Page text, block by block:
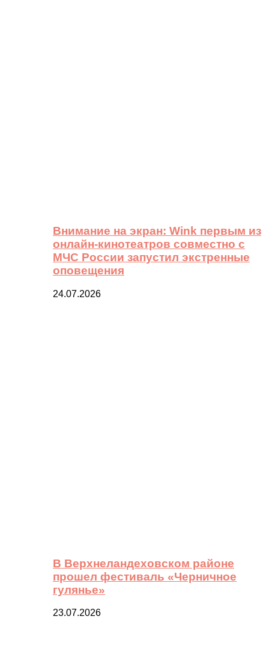
Внимание на экран: Wink первым из
онлайн-кинотеатров совместно с
МЧС России запустил экстренные
оповещения
24.07.2026
В Верхнеландеховском районе
прошел фестиваль «Черничное
гулянье»
23.07.2026